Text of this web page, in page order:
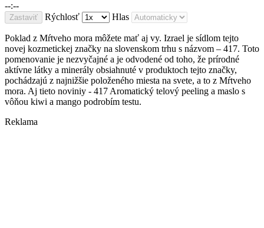
--:--
Zastaviť Rýchlosť Hlas
Poklad z Mŕtveho mora môžete mať aj vy. Izrael je sídlom tejto
novej kozmetickej značky na slovenskom trhu s názvom – 417. Toto
pomenovanie je nezvyčajné a je odvodené od toho, že prírodné
aktívne látky a minerály obsiahnuté v produktoch tejto značky,
pochádzajú z najnižšie položeného miesta na svete, a to z Mŕtveho
mora. Aj tieto noviniy - 417 Aromatický telový peeling a maslo s
vôňou kiwi a mango podrobím testu.
Reklama